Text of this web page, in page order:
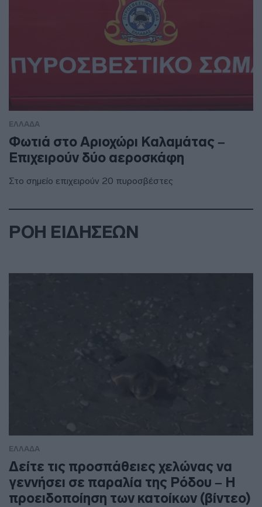
ΕΛΛΑΔΑ
Φωτιά στο Αριοχώρι Καλαμάτας –
Επιχειρούν δύο αεροσκάφη
Στο σημείο επιχειρούν 20 πυροσβέστες
ΡΟΗ ΕΙΔΗΣΕΩΝ
ΕΛΛΑΔΑ
Δείτε τις προσπάθειες χελώνας να
γεννήσει σε παραλία της Ρόδου – Η
προειδοποίηση των κατοίκων (βίντεο)